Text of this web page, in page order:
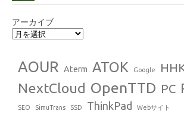
アーカイブ
AOUR Aterm ATOK Google
NextCloud OpenTTD PC
SEO SimuTrans SSD ThinkPad Webサイト